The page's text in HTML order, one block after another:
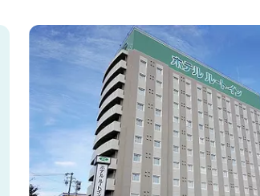
わせて選べます。 天然温泉の大浴場・露天風呂、ロ
ウリュ式サウナで体を整えた後は、和食
ど、気分で選べる夕食をゆったりと。
ス...